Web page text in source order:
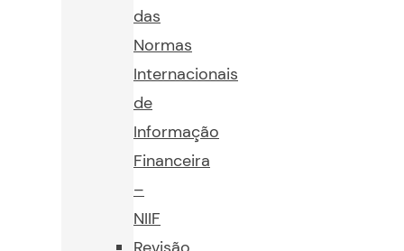
das
Normas
Internacionais
de
Informação
Financeira
–
NIIF